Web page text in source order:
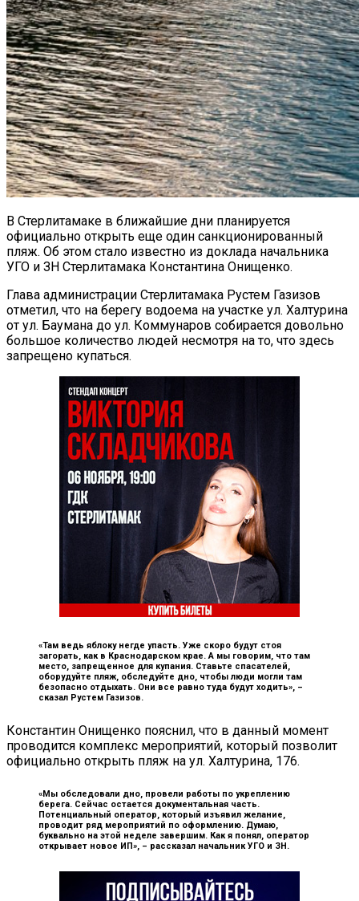
В Стерлитамаке в ближайшие дни планируется
официально открыть еще один санкционированный
пляж. Об этом стало известно из доклада начальника
УГО и ЗН Стерлитамака Константина Онищенко.
Глава администрации Стерлитамака Рустем Газизов
отметил, что на берегу водоема на участке ул. Халтурина
от ул. Баумана до ул. Коммунаров собирается довольно
большое количество людей несмотря на то, что здесь
запрещено купаться.
«Там ведь яблоку негде упасть. Уже скоро будут стоя
загорать, как в Краснодарском крае. А мы говорим, что там
место, запрещенное для купания. Ставьте спасателей,
оборудуйте пляж, обследуйте дно, чтобы люди могли там
безопасно отдыхать. Они все равно туда будут ходить», –
сказал Рустем Газизов.
Константин Онищенко пояснил, что в данный момент
проводится комплекс мероприятий, который позволит
официально открыть пляж на ул. Халтурина, 176.
«Мы обследовали дно, провели работы по укреплению
берега. Сейчас остается документальная часть.
Потенциальный оператор, который изъявил желание,
проводит ряд мероприятий по оформлению. Думаю,
буквально на этой неделе завершим. Как я понял, оператор
открывает новое ИП», – рассказал начальник УГО и ЗН.